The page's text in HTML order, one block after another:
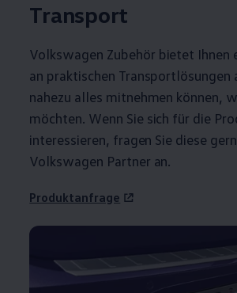
Transport
Volkswagen Zubehör bietet Ihnen
an praktischen Transportlösungen
nahezu alles mitnehmen können,
möchten. Wenn Sie sich für die
interessieren, fragen Sie diese
Volkswagen Partner an.
Produktanfrage